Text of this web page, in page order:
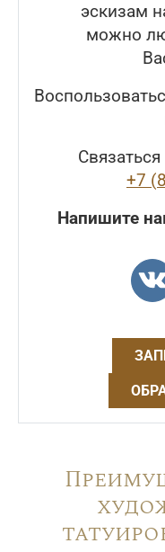
эскизам
можно
+7
Напишите